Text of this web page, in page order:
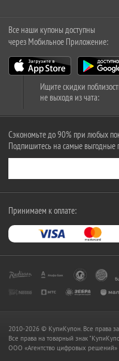
Все наши купоны доступны
через Мобильное Приложение:
Ищите скидки
не выходя из чата:
Сэкономьте до 90% при любых
Подпишитесь на самые выгодные
Принимаем к оплате:
2010-2026 © КупиКупон. Все права
Все права на товарный знак
OOO «Агентство цифровых